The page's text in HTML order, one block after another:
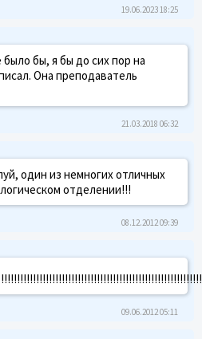
19.06.2023 18:25
бы, я бы до сих пор на
Она преподаватель
21.03.2018 06:32
один из немногих отличных
отделении!!!
08.12.2012 09:39
09.06.2012 05:11